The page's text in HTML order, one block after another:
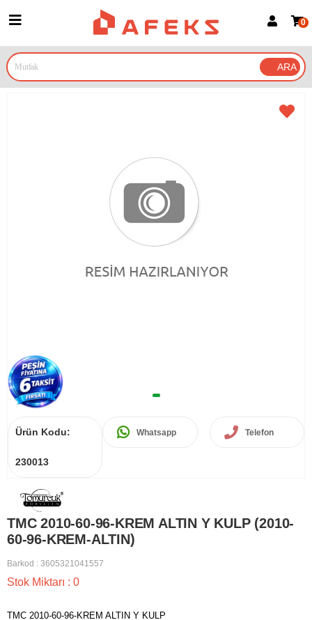
Google İle Bağlan
0
Ürün Kodu:
230013
Whatsapp Telefon
TMC 2010-60-96-KREM ALTIN Y KULP (2010-
60-96-KREM-ALTIN)
Barkod : 3605321041557
Stok Miktarı : 0
TMC 2010-60-96-KREM ALTIN Y KULP